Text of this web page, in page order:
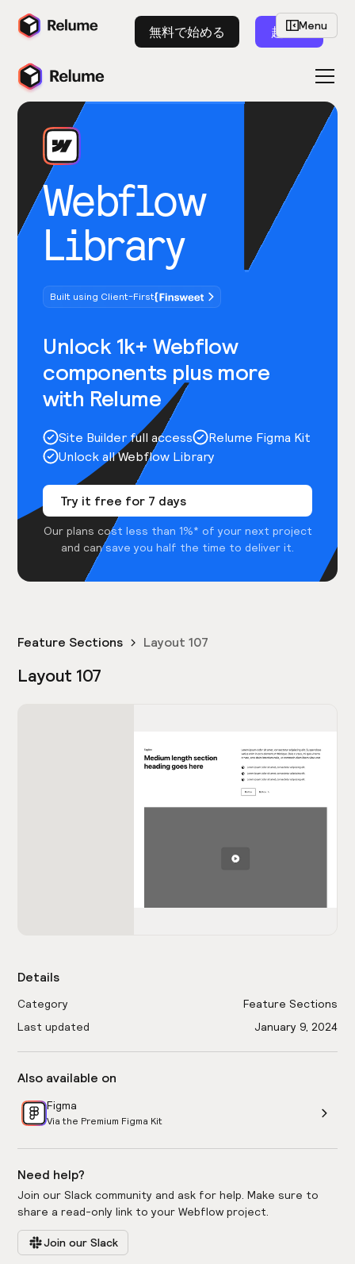
無料で始める 起動
Webflow
Library
Built using Client-First
Unlock 1k+ Webflow
components plus more
with Relume
Site Builder full access
Relume Figma Kit
Unlock all Webflow Library
Try it free for 7 days
Our plans cost less than 1%* of your next project
and can save you half the time to deliver it.
Menu
Feature Sections Layout 107
Layout 107
Details
Category
Feature Sections
Last updated
January 9, 2024
Also available on
Figma
Via the Premium Figma Kit
Need help?
Join our Slack community and ask for help. Make sure to
share a read-only link to your Webflow project.
Join our Slack